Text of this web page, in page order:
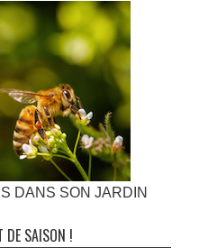
DANS SON JARDIN
DE SAISON !